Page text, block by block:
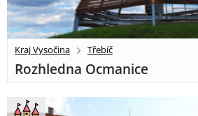
Kraj Vysočina Třebíč
Rozhledna Ocmanice